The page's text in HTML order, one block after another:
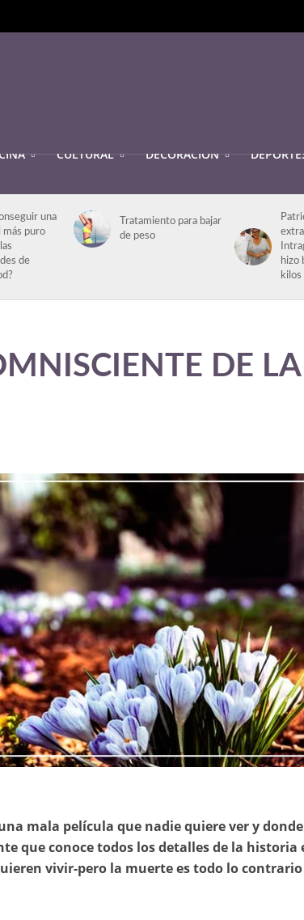
CULTURAL DECORACIÓN
una
más puro
de
Tratamiento para bajar
de peso
hizo
kilos
DE LA
mala película que nadie quiere ver y
que conoce todos los detalles de la historia
vivir-pero la muerte es todo lo